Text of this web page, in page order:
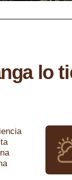
lo